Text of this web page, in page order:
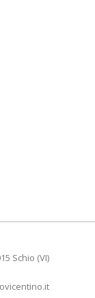
Schio (VI)